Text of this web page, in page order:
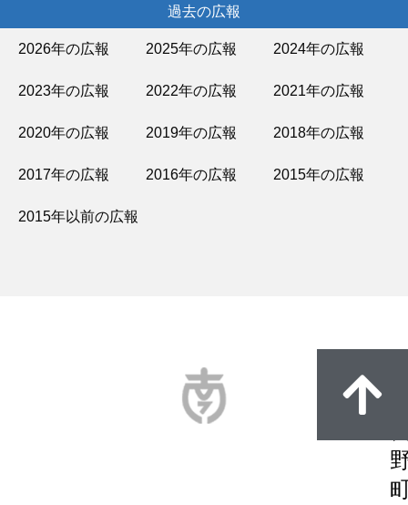
過去の広報
2026年の広報 2025年の広報 2024年の広報
2023年の広報 2022年の広報 2021年の広報
2020年の広報 2019年の広報 2018年の広報
2017年の広報 2016年の広報 2015年の広報
2015年以前の広報